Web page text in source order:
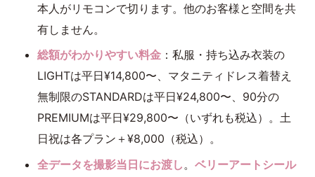
本人がリモコンで切ります。他のお客様と空間を共
有しません。
総額がわかりやすい料金：私服・持ち込み衣装の
LIGHTは平日¥14,800〜、マタニティドレス着替え
無制限のSTANDARDは平日¥24,800〜、90分の
PREMIUMは平日¥29,800〜（いずれも税込）。土
日祝は各プラン＋¥8,000（税込）。
全データを撮影当日にお渡し 。 ベリーアートシール